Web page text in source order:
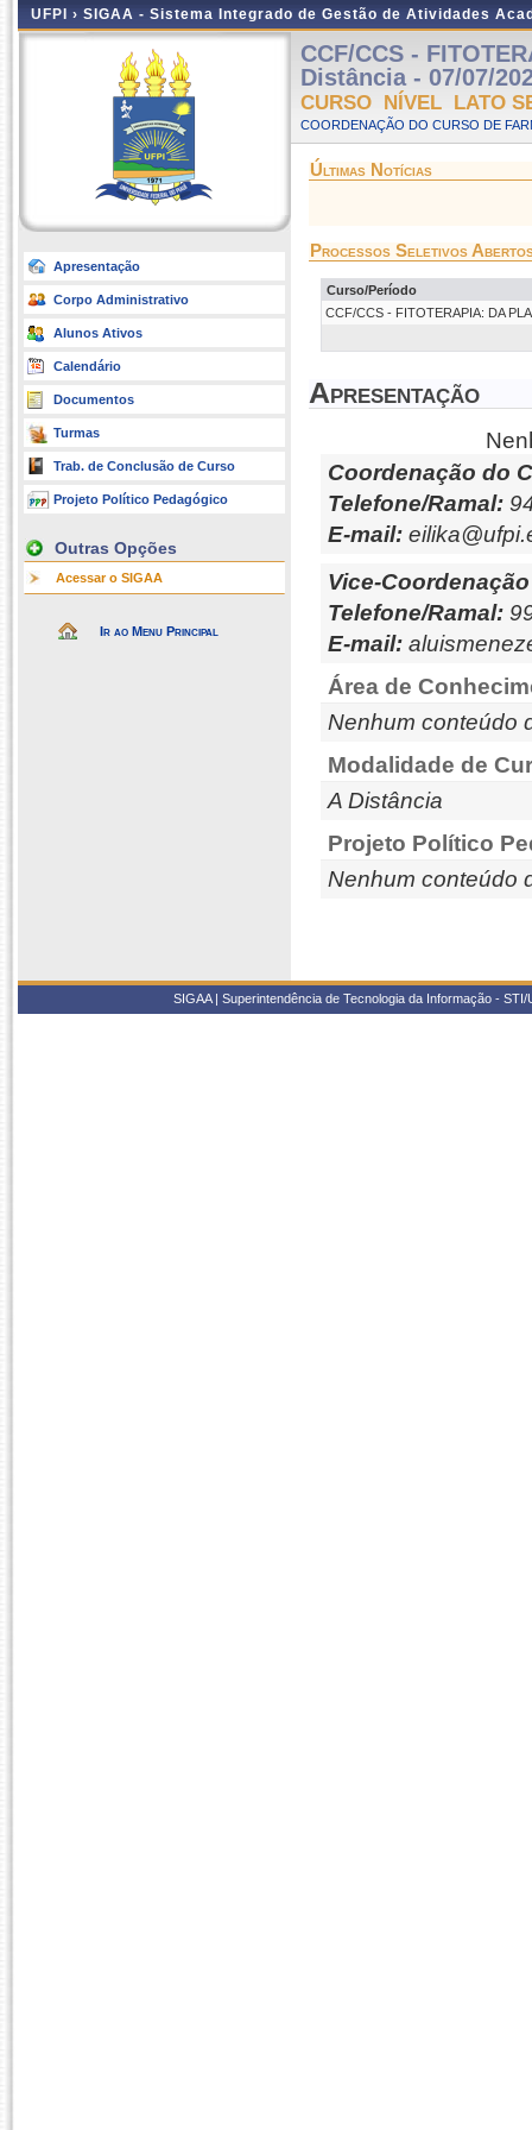
UFPI › SIGAA - Sistema Integrado de Gestão de Atividades
Apresentação
Corpo Administrativo
Alunos Ativos
Calendário
Documentos
Turmas
Trab. de Conclusão de Curso
Projeto Político Pedagógico
Outras Opções
Acessar o SIGAA
Ir ao Menu Principal
CCF/CCS -
Distância - 07/07/
CURSO NÍVEL LATO
COORDENAÇÃO DO CURSO DE
Últimas Notícias
Processos Seletivos
Curso/Período
CCF/CCS - FITOTERAPIA: DA
Apresentação
Coordenação do
Telefone/Ramal:
E-mail:
Vice-
Telefone/Ramal:
E-mail:
Área de
Nenhum conteúdo
Modalidade de
A Distância
Projeto Político
Nenhum conteúdo
SIGAA | Superintendência de Tecnologia da Informação -